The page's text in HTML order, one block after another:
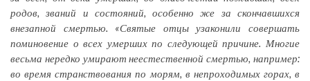
родов, званий и состояний, особенно же за скончавшихся
внезапной смертью.
«Святые отцы узаконили совершать
поминовение о всех умерших по следующей причине. Многие
весьма нередко умирают неестественной смертью, например:
во время странствования по морям, в непроходимых горах, в